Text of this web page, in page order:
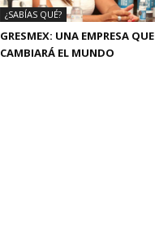
¿SABÍAS QUÉ?
GRESMEX: UNA EMPRESA QUE
CAMBIARÁ EL MUNDO